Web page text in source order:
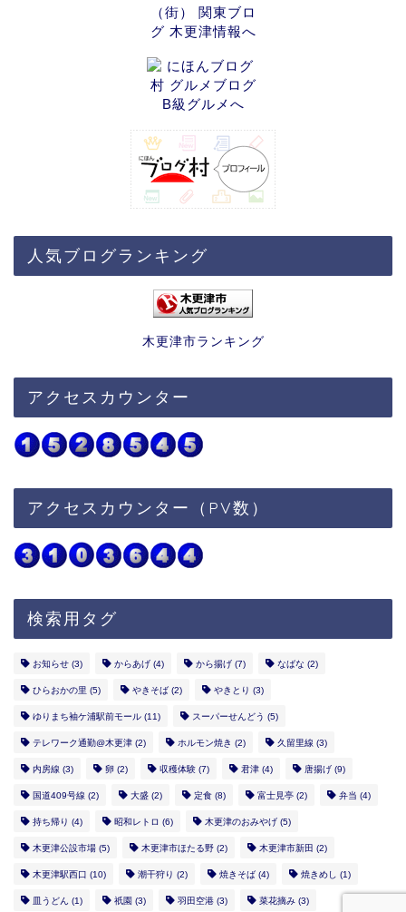
人気ブログランキング
木更津市ランキング
アクセスカウンター
アクセスカウンター（PV数）
検索用タグ
お知らせ (3) からあげ (4) から揚げ (7) なばな (2)
ひらおかの里 (5) やきそば (2) やきとり (3)
ゆりまち袖ケ浦駅前モール (11) スーパーせんどう (5)
テレワーク通勤@木更津 (2) ホルモン焼き (2) 久留里線 (3)
内房線 (3) 卵 (2) 収穫体験 (7) 君津 (4) 唐揚げ (9)
国道409号線 (2) 大盛 (2) 定食 (8) 富士見亭 (2) 弁当 (4)
持ち帰り (4) 昭和レトロ (6) 木更津のおみやげ (5)
木更津公設市場 (5) 木更津市ほたる野 (2) 木更津市新田 (2)
木更津駅西口 (10) 潮干狩り (2) 焼きそば (4) 焼きめし (1)
皿うどん (1) 祇園 (3) 羽田空港 (3) 菜花摘み (3)